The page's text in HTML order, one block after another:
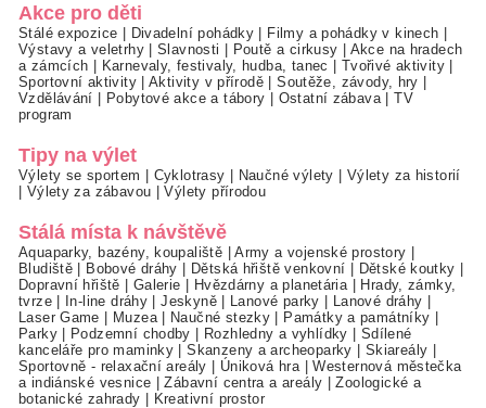
Akce pro děti
Stálé expozice Divadelní pohádky Filmy a pohádky v kinech
Výstavy a veletrhy|Slavnosti Poutě a cirkusy
Akce na hradech
a zámcích
Karnevaly, festivaly, hudba, tanec Tvořivé aktivity
Sportovní aktivity|Aktivity v přírodě |Soutěže, závody, hry
Vzdělávání
Pobytové akce a tábory Ostatní zábava |TV
program
Tipy na výlet
Výlety se sportem Cyklotrasy Naučné výlety
Výlety za historií
Výlety za zábavou |Výlety přírodou
Stálá místa k návštěvě
Aquaparky, bazény, koupaliště |Army a vojenské prostory
Bludiště
Bobové dráhy Dětská hřiště venkovní Dětské koutky
Dopravní hřiště
Galerie Hvězdárny a planetária
Hrady, zámky,
tvrze| In-line dráhy |Jeskyně| Lanové parky Lanové dráhy
Laser Game
Muzea| Naučné stezky Památky a památníky
Parky| Podzemní chodby Rozhledny a vyhlídky
Sdílené
kanceláře pro maminky |Skanzeny a archeoparky Skiareály
Sportovně - relaxační areály
Úniková hra |Westernová městečka
a indiánské vesnice |Zábavní centra a areály |Zoologické a
botanické zahrady
Kreativní prostor